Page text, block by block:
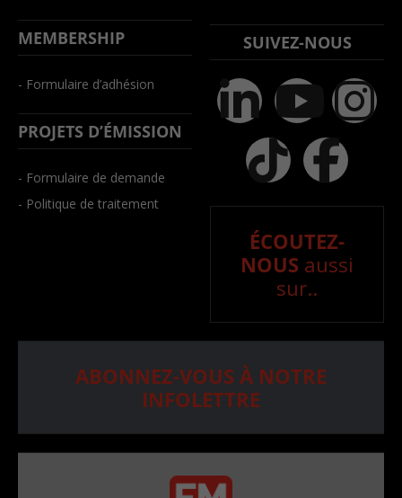
MEMBERSHIP
- Formulaire d’adhésion
PROJETS D’ÉMISSION
- Formulaire de demande
- Politique de traitement
SUIVEZ-NOUS
ÉCOUTEZ-
NOUS aussi
sur..
ABONNEZ-VOUS À NOTRE
INFOLETTRE